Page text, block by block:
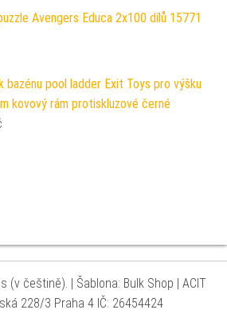
Avengers Educa 2x100 dílů 15771
bazénu pool ladder Exit Toys pro výšku
kovový rám protiskluzové černé
(v češtině). | Šablona: Bulk Shop | ACIT
228/3 Praha 4 IČ: 26454424